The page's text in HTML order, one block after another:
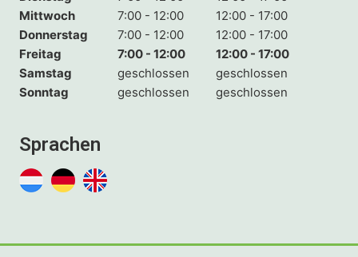
Mittwoch
7:00 - 12:00
12:00 - 17:00
Donnerstag
7:00 - 12:00
12:00 - 17:00
Freitag
7:00 - 12:00
12:00 - 17:00
Samstag
geschlossen
geschlossen
Sonntag
geschlossen geschlossen
Sprachen